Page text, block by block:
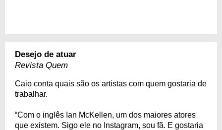
Desejo de atuar
Revista Quem
Caio conta quais são os artistas com quem gostaria de
trabalhar.
“Com o inglês Ian McKellen, um dos maiores atores
que existem. Sigo ele no Instagram, sou fã. E gostaria